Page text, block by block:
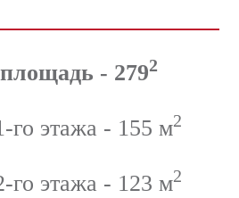
- 2792
го этажа - 155 м2
го этажа - 123 м2